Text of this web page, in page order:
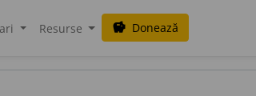
Resurse savings Donează